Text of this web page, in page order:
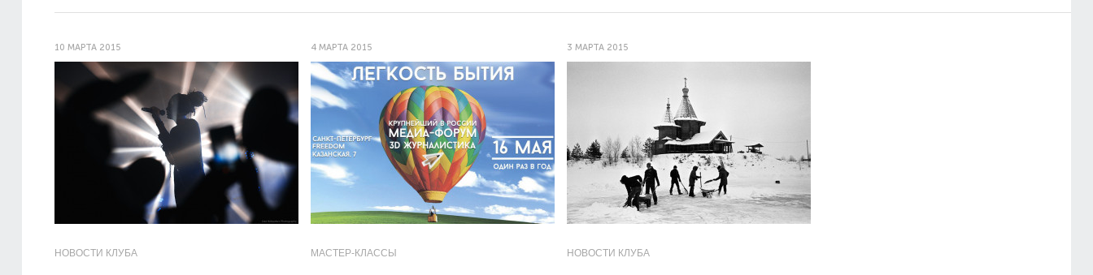
10 МАРТА 2015
НОВОСТИ КЛУБА
4 МАРТА 2015
МАСТЕР-КЛАССЫ
3 МАРТА 2015
НОВОСТИ КЛУБА
Nikon Day Online 2 апреля